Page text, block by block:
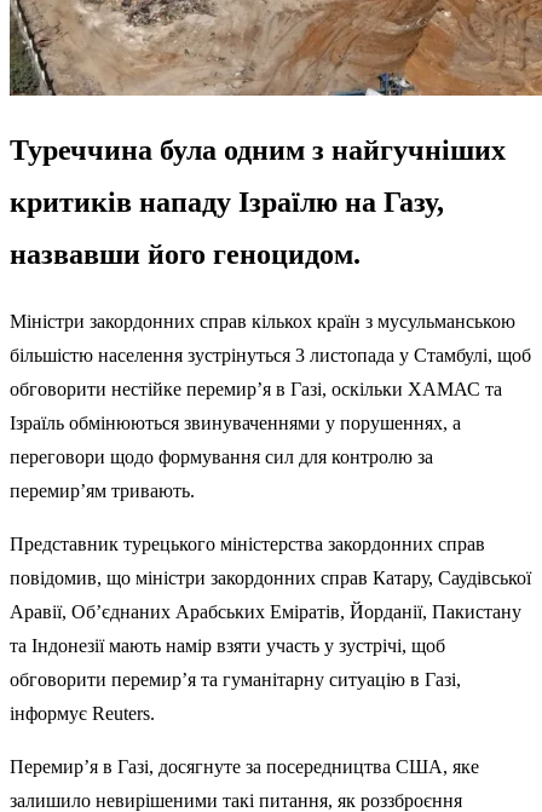
Туреччина була одним з найгучніших
критиків нападу Ізраїлю на Газу,
назвавши його геноцидом.
Міністри закордонних справ кількох країн з мусульманською
більшістю населення зустрінуться 3 листопада у Стамбулі, щоб
обговорити нестійке перемир’я в Газі, оскільки ХАМАС та
Ізраїль обмінюються звинуваченнями у порушеннях, а
переговори щодо формування сил для контролю за
перемир’ям тривають.
Представник турецького міністерства закордонних справ
повідомив, що міністри закордонних справ Катару, Саудівської
Аравії, Об’єднаних Арабських Еміратів, Йорданії, Пакистану
та Індонезії мають намір взяти участь у зустрічі, щоб
обговорити перемир’я та гуманітарну ситуацію в Газі,
інформує Reuters.
Перемир’я в Газі, досягнуте за посередництва США, яке
залишило невирішеними такі питання, як роззброєння